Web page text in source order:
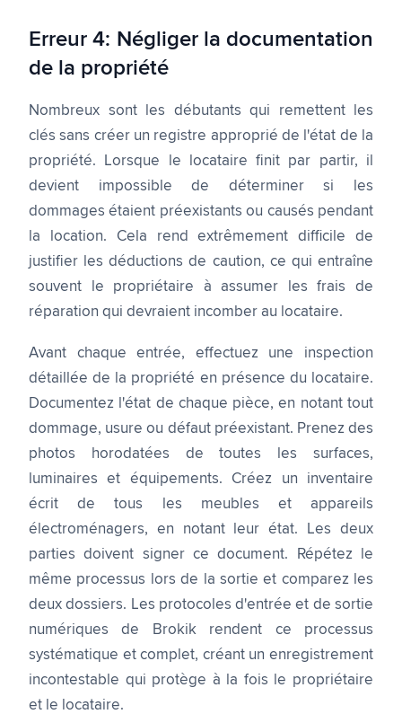
Erreur 4: Négliger la documentation
de la propriété
Nombreux sont les débutants qui remettent les
clés sans créer un registre approprié de l'état de la
propriété. Lorsque le locataire finit par partir, il
devient impossible de déterminer si les
dommages étaient préexistants ou causés pendant
la location. Cela rend extrêmement difficile de
justifier les déductions de caution, ce qui entraîne
souvent le propriétaire à assumer les frais de
réparation qui devraient incomber au locataire.
Avant chaque entrée, effectuez une inspection
détaillée de la propriété en présence du locataire.
Documentez l'état de chaque pièce, en notant tout
dommage, usure ou défaut préexistant. Prenez des
photos horodatées de toutes les surfaces,
luminaires et équipements. Créez un inventaire
écrit de tous les meubles et appareils
électroménagers, en notant leur état. Les deux
parties doivent signer ce document. Répétez le
même processus lors de la sortie et comparez les
deux dossiers. Les protocoles d'entrée et de sortie
numériques de Brokik rendent ce processus
systématique et complet, créant un enregistrement
incontestable qui protège à la fois le propriétaire
et le locataire.